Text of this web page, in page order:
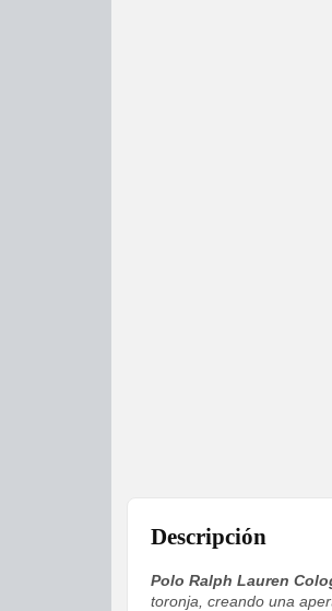
Descripción
Polo Ralph Lauren
toronja, creando una